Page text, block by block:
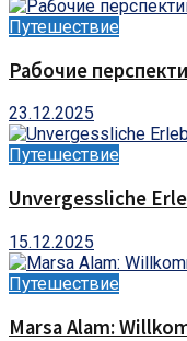
Путешествие
Рабочие
23.12.2025
Путешествие
Unvergessliche
15.12.2025
Путешествие
Marsa Alam: